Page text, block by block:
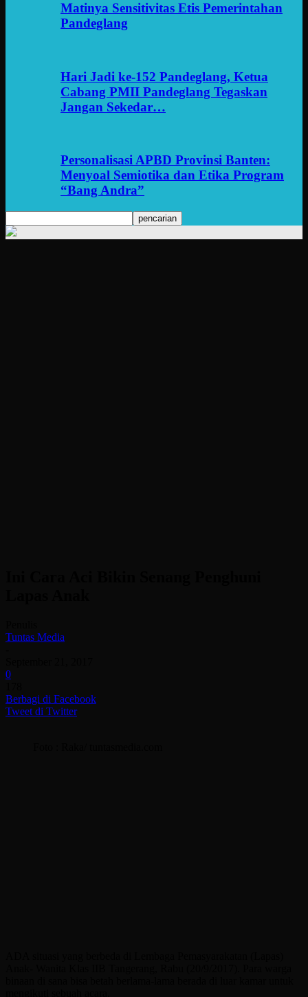
Matinya Sensitivitas Etis Pemerintahan
Pandeglang
Hari Jadi ke-152 Pandeglang, Ketua
Cabang PMII Pandeglang Tegaskan
Jangan Sekedar…
Personalisasi APBD Provinsi Banten:
Menyoal Semiotika dan Etika Program
“Bang Andra”
Tuntas Media
0
Berbagi di Facebook
Tweet di Twitter